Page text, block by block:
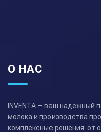
О НАС
INVENTA — ваш надежный
молока и производства
комплексные решения: от